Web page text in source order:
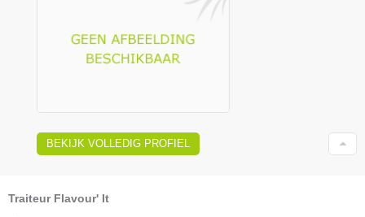
BEKIJK VOLLEDIG PROFIEL
Traiteur Flavour' It